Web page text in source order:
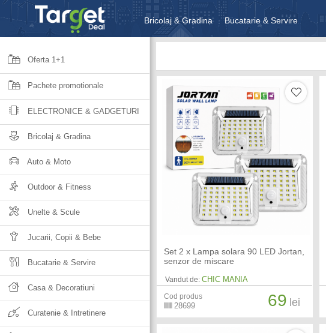
Bricolaj & Gradina Bucatarie & Servire
Unelte & Scule Jucarii, Copii & Bebe
Oferta 1+1
Pachete promotionale
ELECTRONICE & GADGETURI
Bricolaj & Gradina
Auto & Moto
Outdoor & Fitness
Unelte & Scule
Jucarii, Copii & Bebe
Bucatarie & Servire
Casa & Decoratiuni
Curatenie & Intretinere
Set 2 x Lampa solara 90 LED Jortan,
senzor de miscare
Vandut de: CHIC MANIA
Cod produs
28699 69 lei